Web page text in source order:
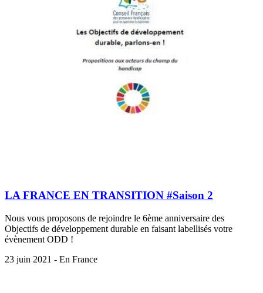
LA FRANCE EN TRANSITION #Saison 2
Nous vous proposons de rejoindre le 6ème anniversaire des
Objectifs de développement durable en faisant labellisés votre
évènement ODD !
23 juin 2021 - En France